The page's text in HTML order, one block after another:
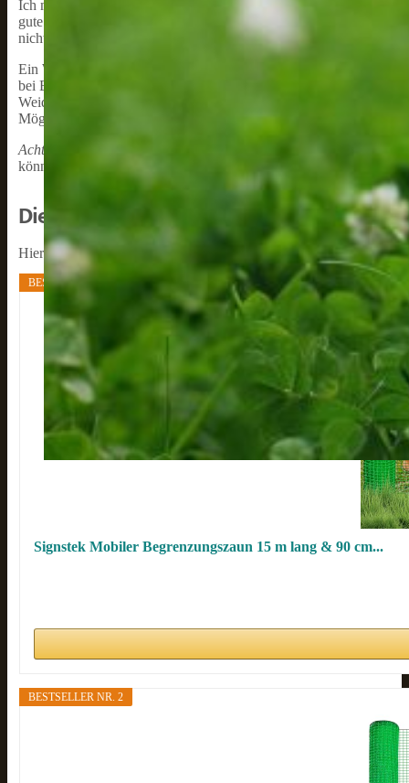
Ich möchte über das Thema Weidezaun für Hunde
gute Möglichkeit sein, um sicherzustellen, dass Ihr Hund
nicht in unerwünschte Bereiche gelangt oder andere Tiere jagt.
Ein Weidezaun für Hunde kann aus verschiedenen Materialien
bei Bedarf abrollen und den Zaun einfach dort in den Boden
Weidezaun für Ihren Hund am besten geeignet ist, da jeder Hund
Möglichkeit sein, um Ihrem Hund mehr Freiheit zu geben,
Achtung: Elektrozäune sind verboten.
können, weil sie nur in den Boden gesteckt werden.
Die Top-Bestseller bei Weidezäunen
Hier findest du die beliebtesten und meistverkauften Weidezäune:
BESTSELLER NR. 1
Signstek Mobiler Begrenzungszaun 15 m lang & 90 cm...
BESTSELLER NR. 2